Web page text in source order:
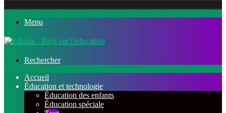
Menu
Rechercher
Accueil
Éducation et technologie
Éducation des enfants
Éducation spéciale